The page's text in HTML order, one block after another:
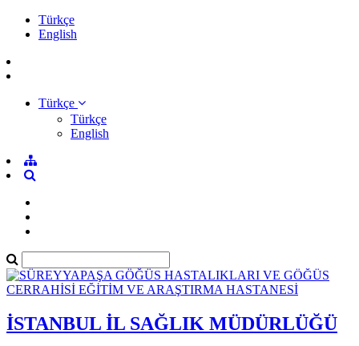
Türkçe
English
Türkçe
Türkçe
English
İSTANBUL İL SAĞLIK MÜDÜRLÜĞÜ